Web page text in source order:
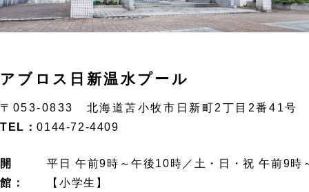
アブロス日新温水プール
〒053-0833 北海道苫小牧市日新町2丁目2番41号
TEL：0144-72-4409
開
館：
平日 午前9時～午後10時／土・日・祝 午前9時
【小学生】